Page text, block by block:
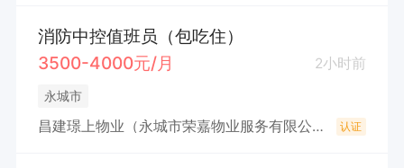
消防中控值班员（包吃住）
3500-4000元/月
2小时前
永城市
昌建璟上物业（永城市荣嘉物业服务有限公司） 认证